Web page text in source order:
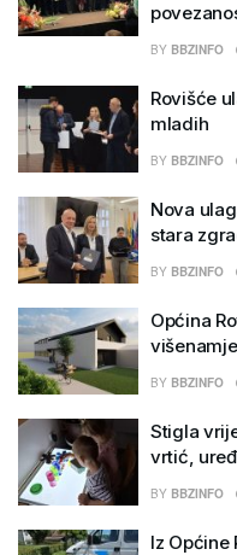
BY BBZINFO
Rovišće
mladih
BY BBZINFO
Nova
stara
BY BBZINFO
Općina
BY BBZINFO
Stigla
vrtić,
BY BBZINFO
Iz Općine